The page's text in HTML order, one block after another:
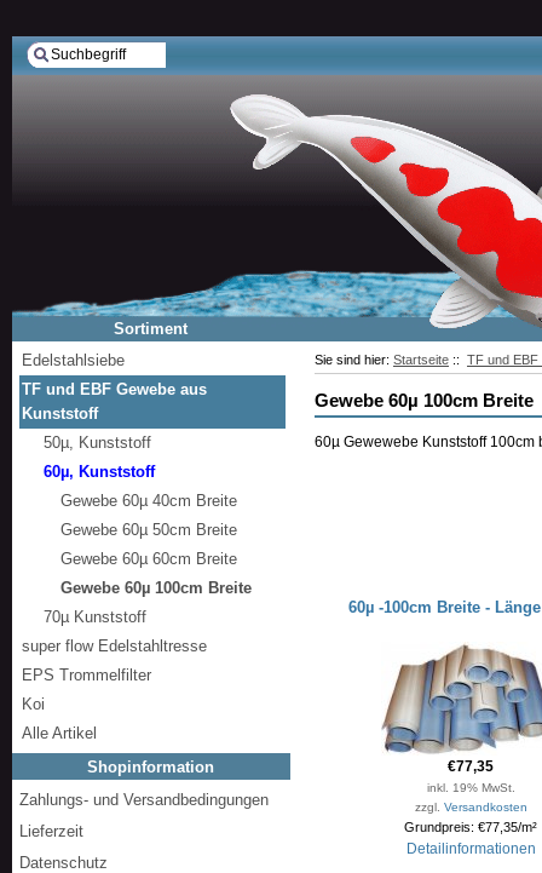
Sie sind hier: Startseite :: TF und
Gewebe 60µ 100cm Breite
60µ Gewewebe Kunststoff 100cm
60µ -100cm Breite -
€77,35
inkl. 19% MwSt.
zzgl. Versandkosten
Grundpreis: €77,35/m²
Detailinformationen
Sortiment
Edelstahlsiebe
TF und EBF Gewebe aus
Kunststoff
50µ, Kunststoff
60µ, Kunststoff
Gewebe 60µ 40cm Breite
Gewebe 60µ 50cm Breite
Gewebe 60µ 60cm Breite
Gewebe 60µ 100cm Breite
70µ Kunststoff
super flow Edelstahltresse
EPS Trommelfilter
Koi
Alle Artikel
Shopinformation
Zahlungs- und Versandbedingungen
Lieferzeit
Datenschutz